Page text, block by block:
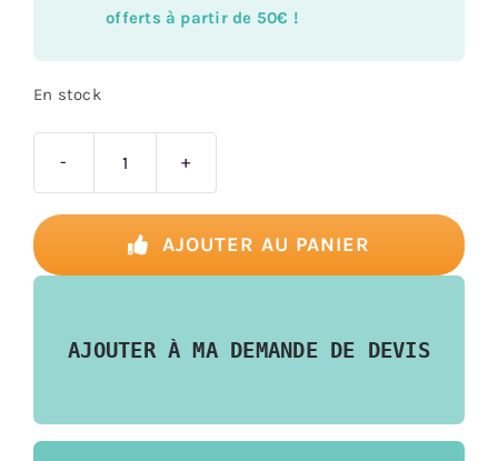
offerts à partir de 50€ !
En stock
Panorama
AJOUTER AU PANIER
AJOUTER À MA DEMANDE DE DEVIS